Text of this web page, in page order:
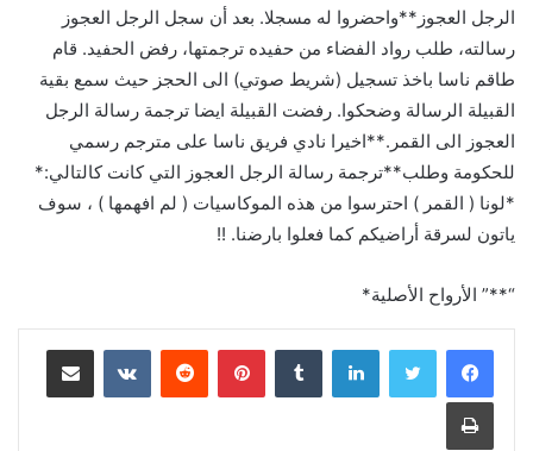
الرجل العجوز**واحضروا له مسجلا. بعد أن سجل الرجل العجوز
رسالته، طلب رواد الفضاء من حفيده ترجمتها، رفض الحفيد. قام
طاقم ناسا باخذ تسجيل (شريط صوتي) الى الحجز حيث سمع بقية
القبيلة الرسالة وضحكوا. رفضت القبيلة ايضا ترجمة رسالة الرجل
العجوز الى القمر.**اخيرا نادي فريق ناسا على مترجم رسمي
للحكومة وطلب**ترجمة رسالة الرجل العجوز التي كانت كالتالي:*
*لونا ( القمر ) احترسوا من هذه الموكاسيات ( لم افهمها ) ، سوف
ياتون لسرقة أراضيكم كما فعلوا بارضنا. !!
“**” الأرواح الأصلية*
لينكدإن بينتيريست مشاركة عبر البريد
طباعة